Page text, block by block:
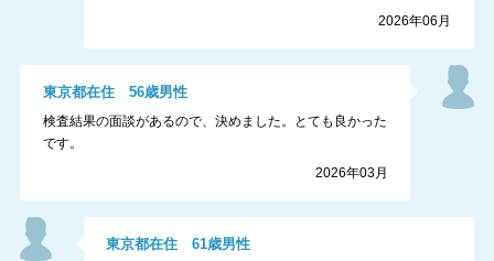
2026年06月
東京都在住 56歳男性
検査結果の面談があるので、決めました。とても良かった
です。
2026年03月
東京都在住61歳男性